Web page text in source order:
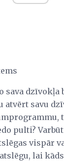
sava dzīvokļa
atvērt savu
pulti?
vispār
lai